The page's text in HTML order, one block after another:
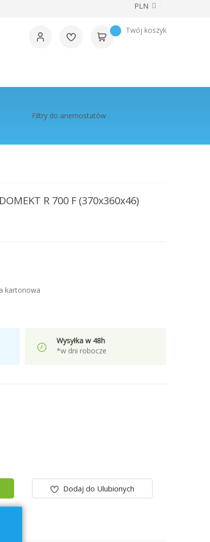
Waluta
PLN
Twój koszyk
Filtry do anemostatów
R 700 F (370x360x46)
kartonowa
Wysyłka w 48h
*w dni robocze
Dodaj do Ulubionych